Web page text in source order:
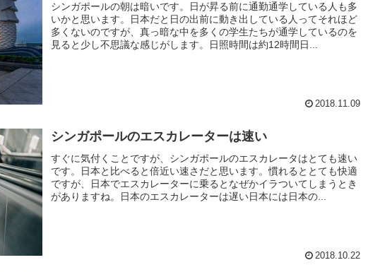
シンガポールの朝は暗いです。日が昇る前に通勤通学している人も多
いかと思います。日本だと日の出前に動き出している人ってそれほど
多くないのですが、真っ暗な中を多くの学生たちが通学しているのを
見ると少し不思議な感じがします。日照時間は約12時間日...
2018.11.09
シンガポールのエスカレーターは速い
すぐに気付くことですが、シンガポールのエスカレータはとても速い
です。日本と比べると倍近い速さだと思います。慣れるととても快適
ですが、日本でエスカレーターに乗るとなぜかイラついてしまうとき
がありますね。日本のエスカレーターは遅い日本には日本の...
2018.10.22